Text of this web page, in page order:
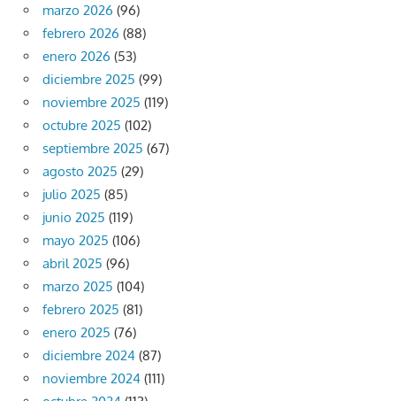
marzo 2026 (96)
febrero 2026 (88)
enero 2026 (53)
diciembre 2025 (99)
noviembre 2025 (119)
octubre 2025 (102)
septiembre 2025 (67)
agosto 2025 (29)
julio 2025 (85)
junio 2025 (119)
mayo 2025 (106)
abril 2025 (96)
marzo 2025 (104)
febrero 2025 (81)
enero 2025 (76)
diciembre 2024 (87)
noviembre 2024 (111)